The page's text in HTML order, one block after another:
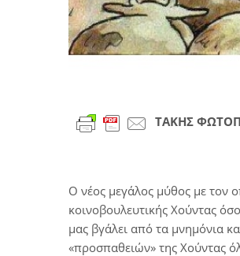
ΤΑΚΗΣ
Ο νέος μεγάλος μύθος με τον
κοινοβουλευτικής Χούντας
μας βγάλει από τα μνημόνια
«προσπαθειών» της Χούντας